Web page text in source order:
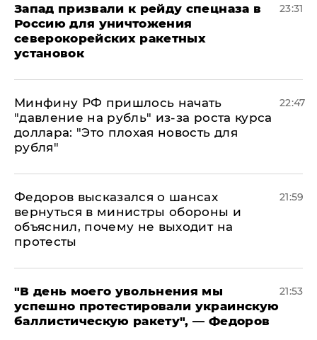
Запад призвали к рейду спецназа в
Россию для уничтожения
северокорейских ракетных
установок
23:31
Минфину РФ пришлось начать
"давление на рубль" из-за роста курса
доллара: "Это плохая новость для
рубля"
22:47
Федоров высказался о шансах
вернуться в министры обороны и
объяснил, почему не выходит на
протесты
21:59
​"В день моего увольнения мы
успешно протестировали украинскую
баллистическую ракету", — Федоров
21:53